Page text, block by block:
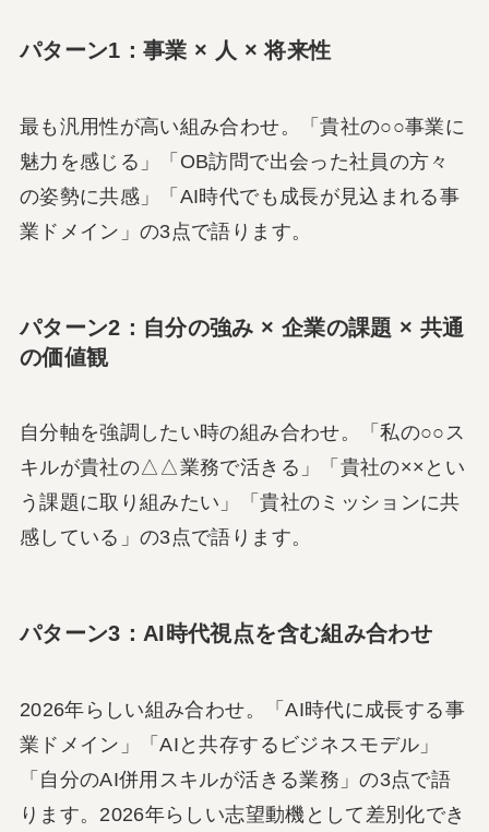
パターン1：事業 × 人 × 将来性
最も汎用性が高い組み合わせ。「貴社の○○事業に
魅力を感じる」「OB訪問で出会った社員の方々
の姿勢に共感」「AI時代でも成長が見込まれる事
業ドメイン」の3点で語ります。
パターン2：自分の強み × 企業の課題 × 共通
の価値観
自分軸を強調したい時の組み合わせ。「私の○○ス
キルが貴社の△△業務で活きる」「貴社の××とい
う課題に取り組みたい」「貴社のミッションに共
感している」の3点で語ります。
パターン3：AI時代視点を含む組み合わせ
2026年らしい組み合わせ。「AI時代に成長する事
業ドメイン」「AIと共存するビジネスモデル」
「自分のAI併用スキルが活きる業務」の3点で語
ります。2026年らしい志望動機として差別化でき